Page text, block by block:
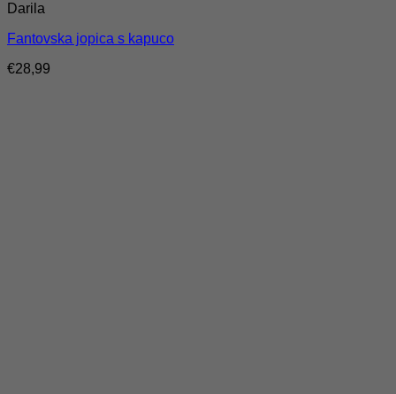
Darila
Fantovska jopica s kapuco
€28,99